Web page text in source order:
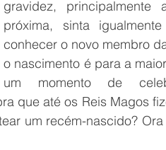
gravidez, principalmente
próxima, sinta
conhecer o novo membro
o nascimento é para a
um momento de
que até os Reis Magos
um recém-nascido?